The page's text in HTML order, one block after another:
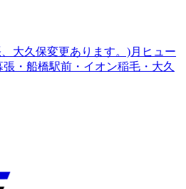
大久保変更あります。)月ヒュー
・船橋駅前・イオン稲毛・大久